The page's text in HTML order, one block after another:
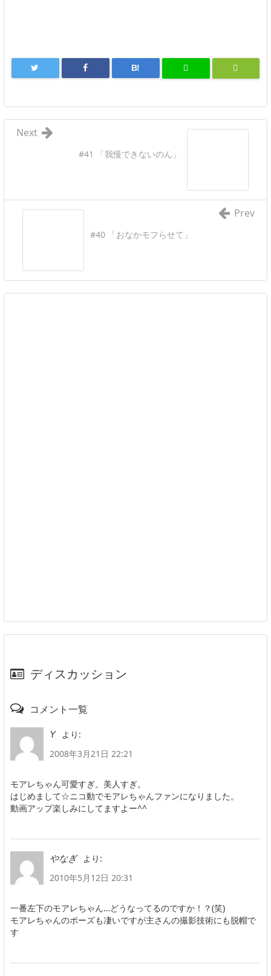
B!
#41 「我慢できないのん」
Next
#40 「おなかモフらせて」
Prev
ディスカッション
コメント一覧
Y
より:
2008年3月21日 22:21
モアレちゃん可愛すぎ。美人すぎ。
はじめまして☆ニコ動でモアレちゃんファンになりました。
動画アップ楽しみにしてますよー^^
やなぎ
より:
2010年5月12日 20:31
一番左下のモアレちゃん…どうなってるのですか！？(笑)
モアレちゃんのポーズも凄いですが主さんの撮影技術にも脱帽で
す